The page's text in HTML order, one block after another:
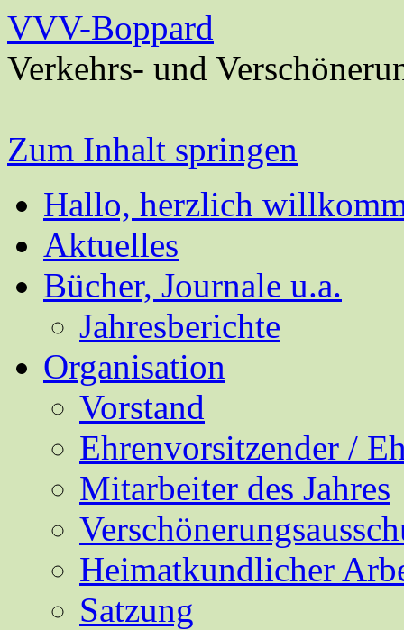
VVV-Boppard
Verkehrs- und
Zum Inhalt springen
Hallo, herzlich
Aktuelles
Bücher, Journale u.a.
Jahresberichte
Organisation
Vorstand
Ehrenvorsitzender /
Mitarbeiter des Jahres
Heimatkundlicher
Satzung